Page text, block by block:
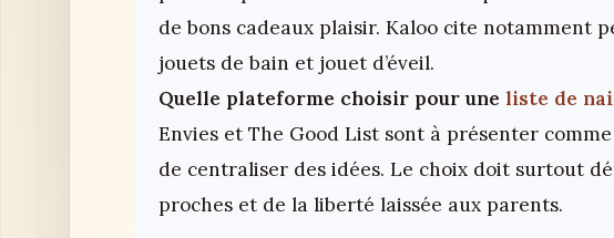
de bons cadeaux plaisir. Kaloo cite notamment
jouets de bain et jouet d’éveil.
Quelle plateforme choisir pour une liste de
Envies et The Good List sont à présenter
de centraliser des idées. Le choix doit surtout
proches et de la liberté laissée aux parents.